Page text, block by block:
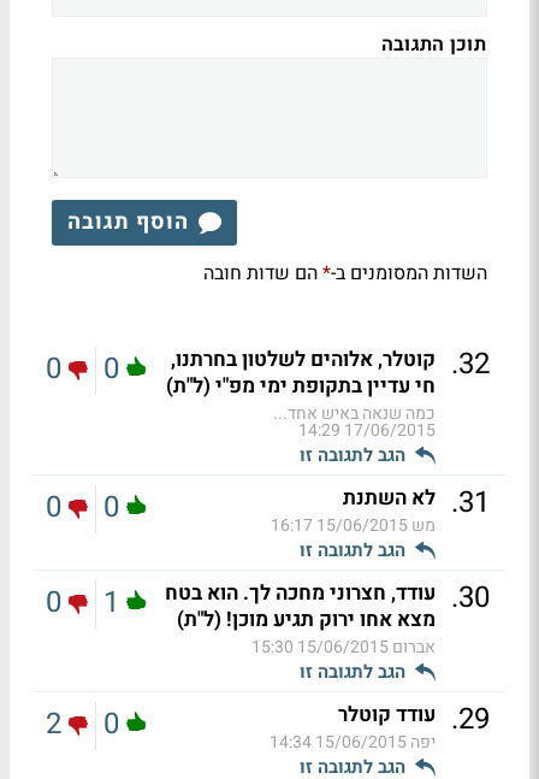
תוכן התגובה
הוסף תגובה
השדות המסומנים ב-*הם שדות חובה
32
. קוטלר, אלוהים לשלטון בחרתנו,
חי עדיין בתקופת ימי מפ"י (ל"ת)
כמה שנאה באיש אחד...
17/06/2015 14:29
הגב לתגובה זו
0
0
31
. לא השתנת
מש15/06/2015 16:17
הגב לתגובה זו
0
0
30
. עודד, חצרוני מחכה לך. הוא בטח
מצא אחו ירוק תגיע מוכן! (ל"ת)
אברום15/06/2015 15:30
הגב לתגובה זו
1
0
29
. עודד קוטלר
יפה15/06/2015 14:34
הגב לתגובה זו
0
2